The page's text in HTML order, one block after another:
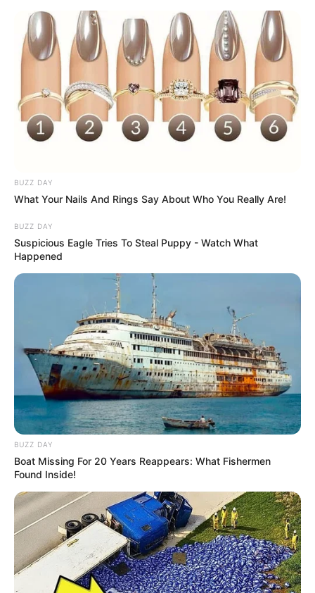
BUZZ DAY
What Your Nails And Rings Say About Who You Really Are!
BUZZ DAY
Suspicious Eagle Tries To Steal Puppy - Watch What
Happened
BUZZ DAY
Boat Missing For 20 Years Reappears: What Fishermen
Found Inside!